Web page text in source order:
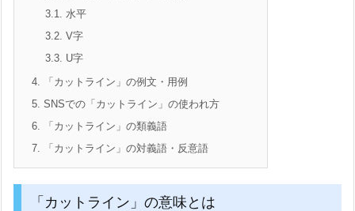
3.1. 水平
3.2. V字
3.3. U字
4. 「カットライン」の例文・用例
5. SNSでの「カットライン」の使われ方
6. 「カットライン」の類義語
7. 「カットライン」の対義語・反意語
「カットライン」の意味とは